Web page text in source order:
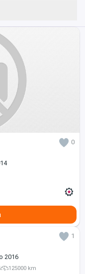
0
AUTOMATICO 2014
1
2016
125000 km